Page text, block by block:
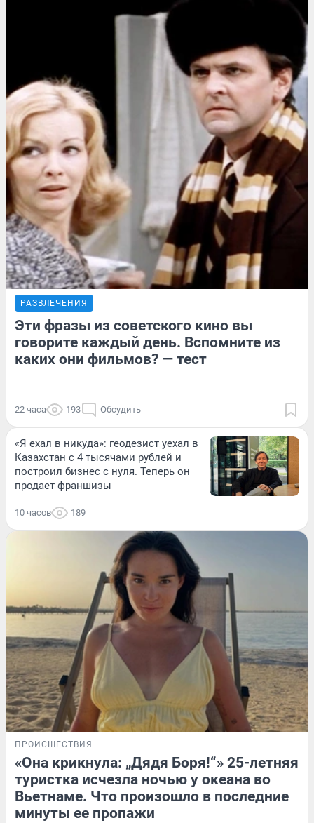
РАЗВЛЕЧЕНИЯ
Эти фразы из советского кино вы
говорите каждый день. Вспомните из
каких они фильмов? — тест
22 часа 193 Обсудить
«Я ехал в никуда»: геодезист уехал в
Казахстан с 4 тысячами рублей и
построил бизнес с нуля. Теперь он
продает франшизы
10 часов 189
ПРОИСШЕСТВИЯ
«Она крикнула: „Дядя Боря!“» 25-летняя
туристка исчезла ночью у океана во
Вьетнаме. Что произошло в последние
минуты ее пропажи